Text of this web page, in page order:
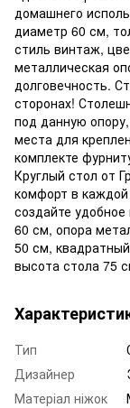
домашнего
диаметр 60 см,
стиль винтаж,
металлическая
долговечность.
сторонах!
под данную
места для
комплекте
Круглый стол от
комфорт в
создайте
60 см, опора
50 см,
высота стола 75
Тип
Дизайнер
Матеріал ніжок